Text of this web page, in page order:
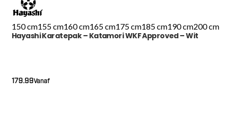
150 cm155 cm160 cm165 cm175 cm185 cm190 cm200 cm
Hayashi Karatepak – Katamori WKF Approved – Wit
Vanaf
179.99